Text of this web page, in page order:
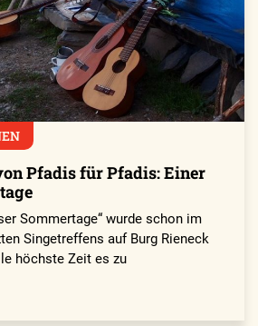
Pfadis für Pfadis: Einer
Sommertage“ wurde schon im
Singetreffens auf Burg Rieneck
höchste Zeit es zu